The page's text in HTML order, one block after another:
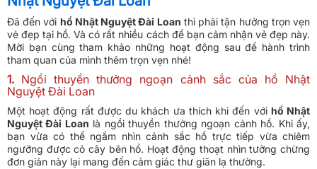
Đã đến với hồ Nhật Nguyệt Đài Loan thì phải tận hưởng trọn vẹn
vẻ đẹp tại hồ. Và có rất nhiều cách để bạn cảm nhận vẻ đẹp này.
Mời bạn cùng tham khảo những hoạt động sau để hành trình
tham quan của mình thêm trọn vẹn nhé!
1. Ngồi thuyền thưởng ngoạn cảnh sắc của hồ Nhật
Nguyệt Đài Loan
Một hoạt động rất được du khách ưa thích khi đến với hồ Nhật
Nguyệt Đài Loan là ngồi thuyền thưởng ngoạn cảnh hồ. Khi ấy,
bạn vừa có thể ngắm nhìn cảnh sắc hồ trực tiếp vừa chiêm
ngưỡng được cỏ cây bên hồ. Hoạt động thoạt nhìn tưởng chừng
đơn giản này lại mang đến cảm giác thư giãn lạ thường.